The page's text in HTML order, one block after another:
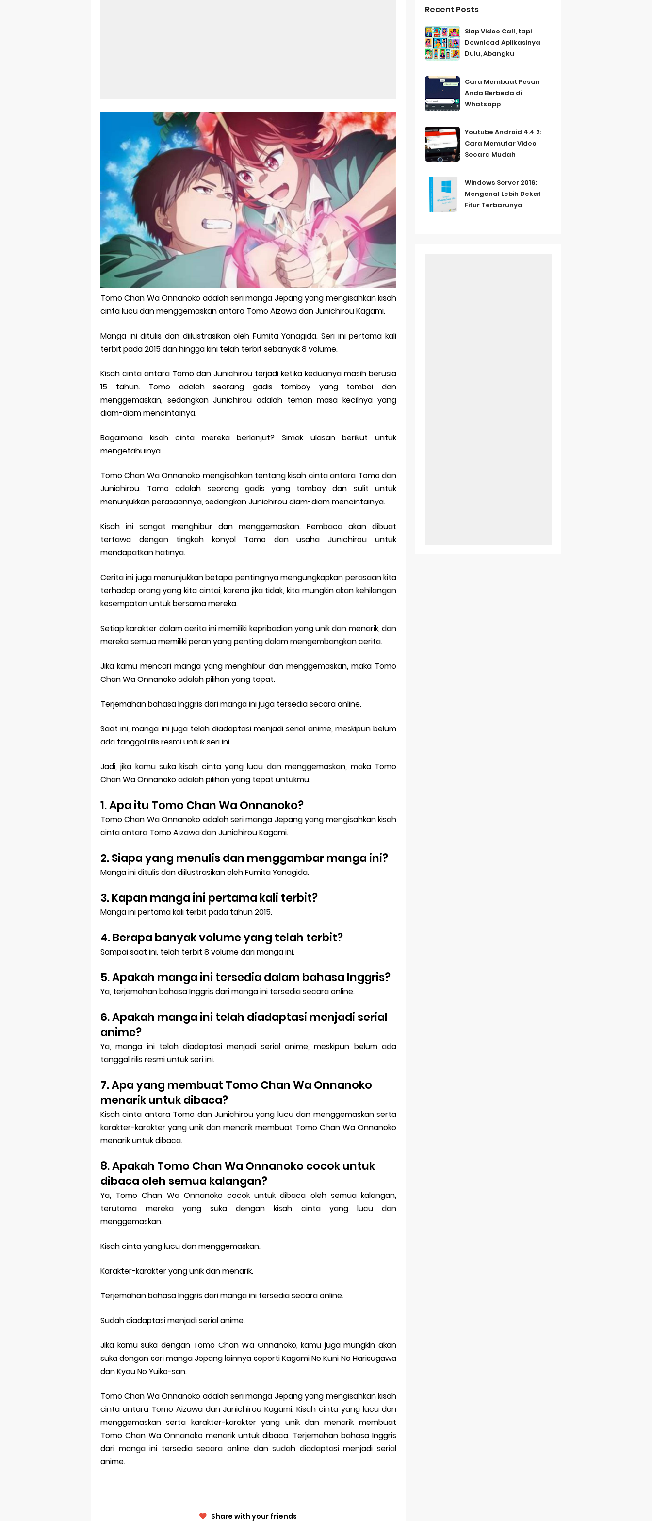
Aplikasi Laptop Windows 10: Solusi Terbaik Untuk Kebutuhan Komputasi Anda
Link Grup Wa Pemersatu Bangsa
Power Window Universal: Solusi Praktis Untuk Kendaraan Anda
Foto Grup Wa: Cara Mudah Membuat Dan Menyimpan Foto Grup Whatsapp
Cara Cek Aktivasi Windows 10
Cara Menghapus Panggilan Di Ig
Bitcoin Miner Android: Apa Itu Dan Bagaimana Cara Menggunakannya
Pp Wa Couple Pasangan: Cara Terbaik Untuk Menjaga Hubungan
Cara Mengecek Windows Ori
Simpan Profil Ig Dengan Mudah
Aplikasi Togel Android: Solusi Praktis Untuk Pecinta Togel
Tomo Chan Wa Onnanoko adalah seri manga Jepang yang mengisahkan kisah
cinta lucu dan menggemaskan antara Tomo Aizawa dan Junichirou Kagami.
Manga ini ditulis dan diilustrasikan oleh Fumita Yanagida. Seri ini pertama kali
terbit pada 2015 dan hingga kini telah terbit sebanyak 8 volume.
Kisah cinta antara Tomo dan Junichirou terjadi ketika keduanya masih berusia
15 tahun. Tomo adalah seorang gadis tomboy yang tomboi dan
menggemaskan, sedangkan Junichirou adalah teman masa kecilnya yang
diam-diam mencintainya.
Bagaimana kisah cinta mereka berlanjut? Simak ulasan berikut untuk
mengetahuinya.
Tomo Chan Wa Onnanoko mengisahkan tentang kisah cinta antara Tomo dan
Junichirou. Tomo adalah seorang gadis yang tomboy dan sulit untuk
menunjukkan perasaannya, sedangkan Junichirou diam-diam mencintainya.
Kisah ini sangat menghibur dan menggemaskan. Pembaca akan dibuat
tertawa dengan tingkah konyol Tomo dan usaha Junichirou untuk
mendapatkan hatinya.
Cerita ini juga menunjukkan betapa pentingnya mengungkapkan perasaan kita
terhadap orang yang kita cintai, karena jika tidak, kita mungkin akan kehilangan
kesempatan untuk bersama mereka.
Setiap karakter dalam cerita ini memiliki kepribadian yang unik dan menarik, dan
mereka semua memiliki peran yang penting dalam mengembangkan cerita.
Jika kamu mencari manga yang menghibur dan menggemaskan, maka Tomo
Chan Wa Onnanoko adalah pilihan yang tepat.
Terjemahan bahasa Inggris dari manga ini juga tersedia secara online.
Saat ini, manga ini juga telah diadaptasi menjadi serial anime, meskipun belum
ada tanggal rilis resmi untuk seri ini.
Jadi, jika kamu suka kisah cinta yang lucu dan menggemaskan, maka Tomo
Chan Wa Onnanoko adalah pilihan yang tepat untukmu.
1. Apa itu Tomo Chan Wa Onnanoko?
Tomo Chan Wa Onnanoko adalah seri manga Jepang yang mengisahkan kisah
cinta antara Tomo Aizawa dan Junichirou Kagami.
2. Siapa yang menulis dan menggambar manga ini?
Manga ini ditulis dan diilustrasikan oleh Fumita Yanagida.
3. Kapan manga ini pertama kali terbit?
Manga ini pertama kali terbit pada tahun 2015.
4. Berapa banyak volume yang telah terbit?
Sampai saat ini, telah terbit 8 volume dari manga ini.
5. Apakah manga ini tersedia dalam bahasa Inggris?
Ya, terjemahan bahasa Inggris dari manga ini tersedia secara online.
6. Apakah manga ini telah diadaptasi menjadi serial
anime?
Ya, manga ini telah diadaptasi menjadi serial anime, meskipun belum ada
tanggal rilis resmi untuk seri ini.
7. Apa yang membuat Tomo Chan Wa Onnanoko
menarik untuk dibaca?
Kisah cinta antara Tomo dan Junichirou yang lucu dan menggemaskan serta
karakter-karakter yang unik dan menarik membuat Tomo Chan Wa Onnanoko
menarik untuk dibaca.
8. Apakah Tomo Chan Wa Onnanoko cocok untuk
dibaca oleh semua kalangan?
Ya, Tomo Chan Wa Onnanoko cocok untuk dibaca oleh semua kalangan,
terutama mereka yang suka dengan kisah cinta yang lucu dan
menggemaskan.
Kisah cinta yang lucu dan menggemaskan.
Karakter-karakter yang unik dan menarik.
Terjemahan bahasa Inggris dari manga ini tersedia secara online.
Sudah diadaptasi menjadi serial anime.
Jika kamu suka dengan Tomo Chan Wa Onnanoko, kamu juga mungkin akan
suka dengan seri manga Jepang lainnya seperti Kagami No Kuni No Harisugawa
dan Kyou No Yuiko-san.
Tomo Chan Wa Onnanoko adalah seri manga Jepang yang mengisahkan kisah
cinta antara Tomo Aizawa dan Junichirou Kagami. Kisah cinta yang lucu dan
menggemaskan serta karakter-karakter yang unik dan menarik membuat
Tomo Chan Wa Onnanoko menarik untuk dibaca. Terjemahan bahasa Inggris
dari manga ini tersedia secara online dan sudah diadaptasi menjadi serial
anime.
Share with your friends
Recent Posts
Siap Video Call, tapi
Download Aplikasinya
Dulu, Abangku
Cara Membuat Pesan
Anda Berbeda di
Whatsapp
Youtube Android 4.4 2:
Cara Memutar Video
Secara Mudah
Windows Server 2016:
Mengenal Lebih Dekat
Fitur Terbarunya